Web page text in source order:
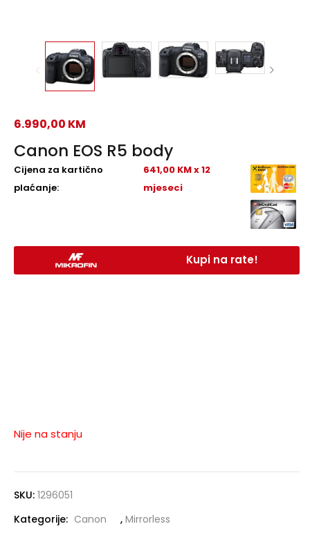
Canon EOS R5 body
6.990,00 KM
Cijena za kartično
plaćanje:
641,00 KM x 12
mjeseci
Kupi na rate!
Nije na stanju
SKU: 1296051
Kategorije: Canon , Mirrorless